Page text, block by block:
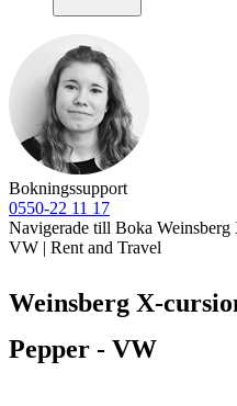
Bokningssupport
0550-22 11 17
Navigerade till Boka
VW | Rent and Travel
Weinsberg X-
Pepper - VW